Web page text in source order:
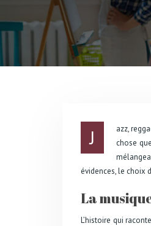
J azz,
chose
évidences, le choix
La
L’histoire qui